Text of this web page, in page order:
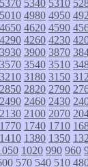
5370 5340 5310
5010 4980 4950
4650 4620 4590
4290 4260 4230
3930 3900 3870
3570 3540 3510
3210 3180 3150
2850 2820 2790
2490 2460 2430
2130 2100 2070
1770 1740 1710
1410 1380 1350
1020 990 960
570 540 510